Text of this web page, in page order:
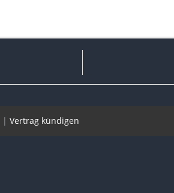
| Vertrag kündigen